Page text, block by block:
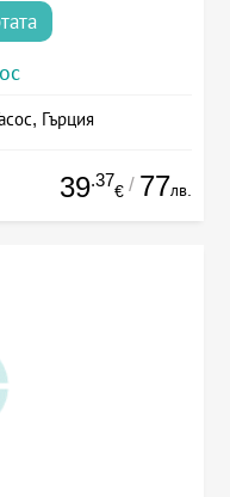
Гърция
39.37
€ / 77лв.